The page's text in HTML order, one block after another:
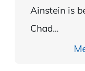
Ainstein is
Chad...